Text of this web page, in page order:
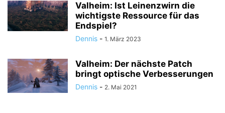
Valheim: Ist Leinenzwirn die
wichtigste Ressource für das
Endspiel?
Dennis - 1. März 2023
Valheim: Der nächste Patch
bringt optische Verbesserungen
Dennis - 2. Mai 2021